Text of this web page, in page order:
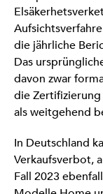
die jährliche
Das
davon zwar
die
als weitgehend
In Deutschland
Verkaufsverbot,
Fall 2023